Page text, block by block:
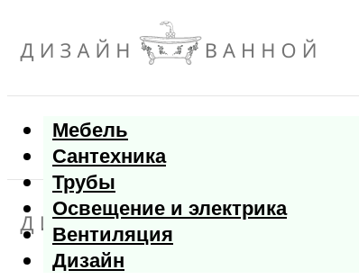
Мебель
Сантехника
Трубы
Освещение и электрика
Вентиляция
Дизайн